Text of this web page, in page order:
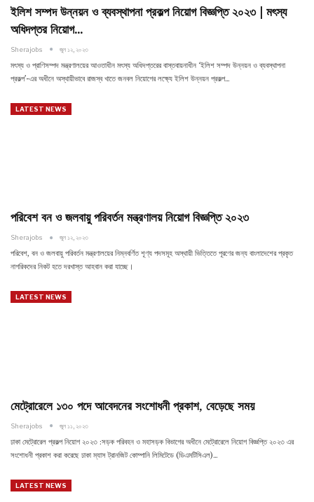
ইলিশ সম্পদ উন্নয়ন ও ব্যবস্থাপনা প্রকল্প নিয়োগ বিজ্ঞপ্তি ২০২৩ | মৎস্য
অধিদপ্তর নিয়োগ…
Sherajobs জুন ১২, ২০২৩
মৎস্য ও প্রাণিসম্পদ মন্ত্রণালয়ের আওতাধীন মৎস্য অধিদপ্তরের বাস্তবায়নাধীন ‘ইলিশ সম্পদ উন্নয়ন ও ব্যবস্থাপনা
প্রকল্প’-এর অধীনে অস্থায়ীভাবে রাজস্ব খাতে জনবল নিয়োগের লক্ষ্যে ইলিশ উন্নয়ন প্রকল্প…
LATEST NEWS
পরিবেশ বন ও জলবায়ু পরিবর্তন মন্ত্রণালয় নিয়োগ বিজ্ঞপ্তি ২০২৩
Sherajobs জুন ১২, ২০২৩
পরিবেশ, বন ও জলবায়ু পরিবর্তন মন্ত্রণালয়ের নিম্নবর্ণিত শূণ্য পদসমূহ অস্থায়ী ভিত্তিতে পূরণের জন্য বাংলাদেশের প্রকৃত
নাগরিকদের নিকট হতে দরখাস্ত আহবান করা যাচ্ছে।
LATEST NEWS
মেট্রোরেলে ১৩০ পদে আবেদনের সংশোধনী প্রকাশ, বেড়েছে সময়
Sherajobs জুন ১১, ২০২৩
ঢাকা মেট্রোরেল প্রকল্প নিয়োগ ২০২৩ :সড়ক পরিবহন ও মহাসড়ক বিভাগের অধীনে মেট্রোরেলে নিয়োগ বিজ্ঞপ্তি ২০২৩ এর
সংশোধনী প্রকাশ করা করেছে ঢাকা ম্যাস ট্রানজিট কোম্পানি লিমিটেডে (ডিএমটিসিএল)…
LATEST NEWS